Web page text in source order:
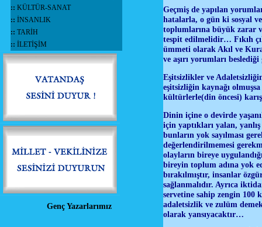
:: KÜLTÜR-SANAT
:: İNSANLIK
:: TARİH
:: İLETİŞİM
Genç Yazarlarımız
Geçmiş de yapılan
hatalarla, o gün ki sosyal
toplumlarına büyük zarar
tespit edilmelidir… Fıkıh
ümmeti olarak Akıl ve
ve aşırı yorumları
Eşitsizlikler ve
eşitsizliğin kaynağı
kültürlerle(din öncesi)
Dinin içine o devirde
için yaptıkları yalan,
bunların yok sayılması
değerlendirilmemesi
olayların bireye
bireyin toplum adına yok
bırakılmıştır, insanlar
sağlanmalıdır. Ayrıca
servetine sahip zengin 100
adaletsizlik ve zulüm
olarak yansıyacaktır…